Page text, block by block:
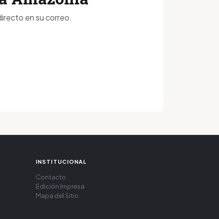
en su correo.
INSTITUCIONAL
Contacto
Edición Impresa
Mapa del Sitio